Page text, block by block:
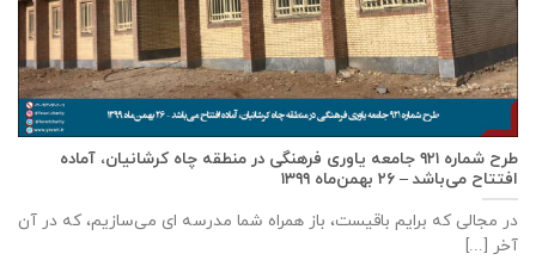
طرح شماره ۹۲۱ جامعه ياوری فرهنگی در منطقه چاه کرشانیان، آماده
افتتاح می‌باشد – ۲۶ بهمن‌ماه ۱۳۹۹
در مجالی که برایم باقیست، باز همراه شما مدرسه ای می‌سازیم، که در آن
آخر [...]